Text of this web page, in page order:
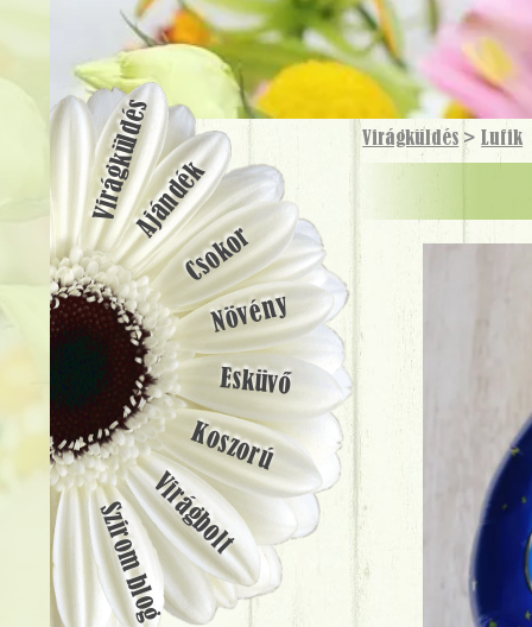
Virágküldés > Lufik
VirágküldésAjándék
Csokor
Növény
Esküvő
Koszorú
Virágbolt
Szirom blog